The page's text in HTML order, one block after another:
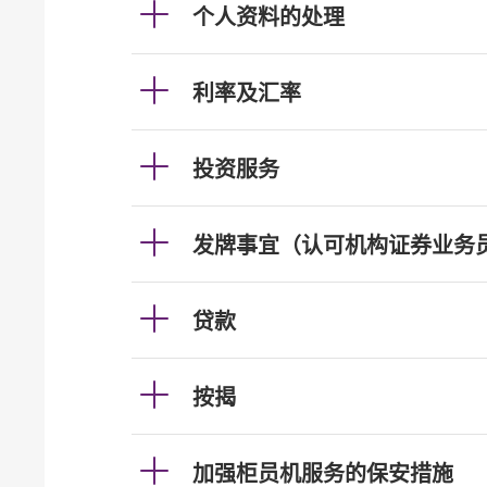
个人资料的处理
利率及汇率
投资服务
发牌事宜（认可机构证券业务
贷款
按揭
加强柜员机服务的保安措施